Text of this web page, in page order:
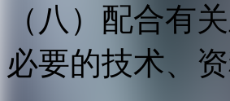
（八）配合有
必要的技术、